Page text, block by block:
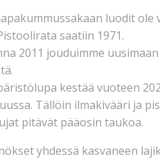
luodit
saatiin 1971.
2011 jouduimme
kestää vuoteen
Tällöin ilmakivääri ja
pitävät pääosin taukoa.
yhdessä kasvaneen